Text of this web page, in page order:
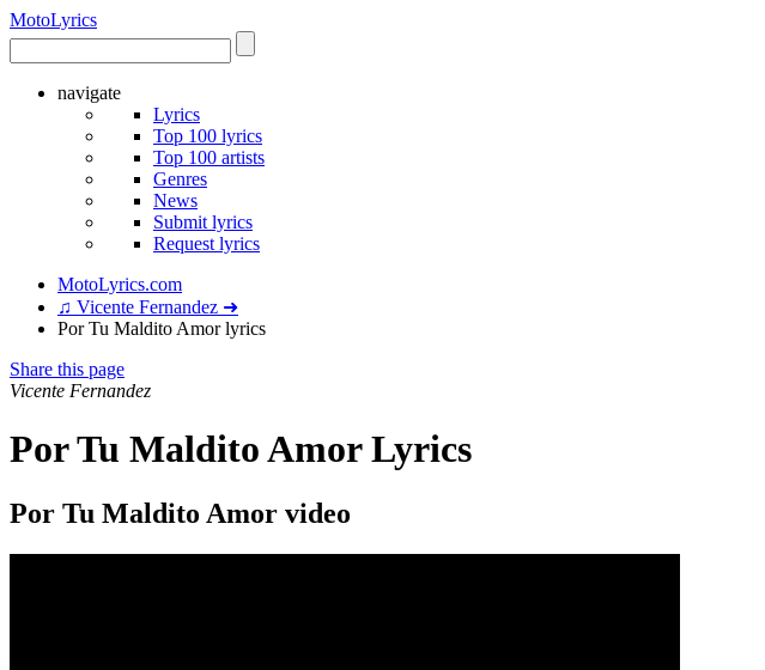
MotoLyrics
navigate
Lyrics
Top 100 lyrics
Top 100 artists
Genres
News
Submit lyrics
Request lyrics
MotoLyrics.com
♫ Vicente Fernandez ➜
Por Tu Maldito Amor lyrics
Share this page
Vicente Fernandez
Por Tu Maldito Amor Lyrics
Por Tu Maldito Amor video